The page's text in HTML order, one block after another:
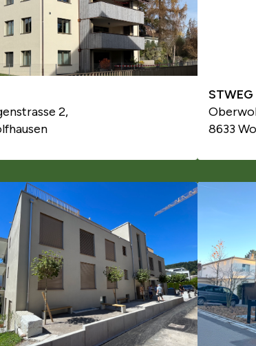
2,
STWEG
8633